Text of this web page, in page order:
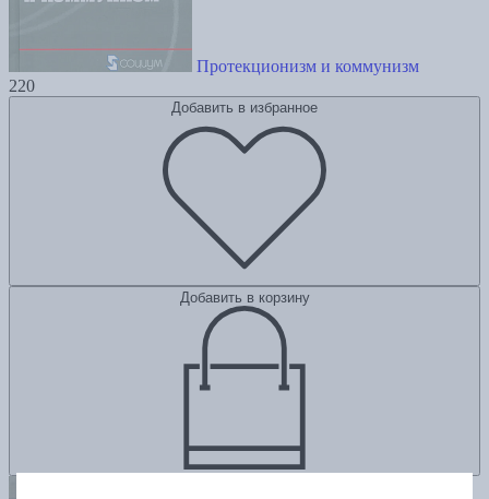
Протекционизм и коммунизм
220
Добавить в избранное
Добавить в корзину